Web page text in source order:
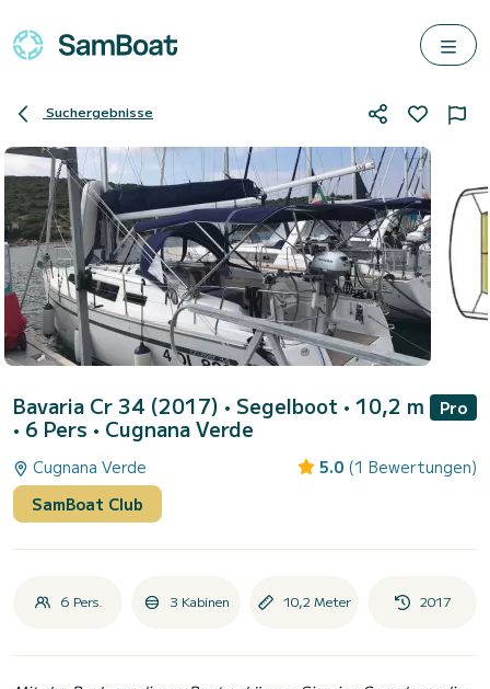
Suchergebnisse
Bavaria Cr 34 (2017) • Segelboot • 10,2 m
• 6 Pers • Cugnana Verde
Pro
Cugnana Verde 5.0 (1 Bewertungen)
SamBoat Club
6 Pers. 3 Kabinen 10,2 Meter 2017